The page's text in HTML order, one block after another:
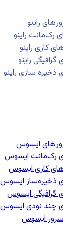
راینو
رک‌مانت راینو
کاری راینو
راینو
ذخیره سازی راینو
ایسوس
رک‌مانت ایسوس
کاری ایسوس
ذخیره‌ساز ایسوس
گرافیگی ایسوس
چند نودی ایسوس
ایسوس